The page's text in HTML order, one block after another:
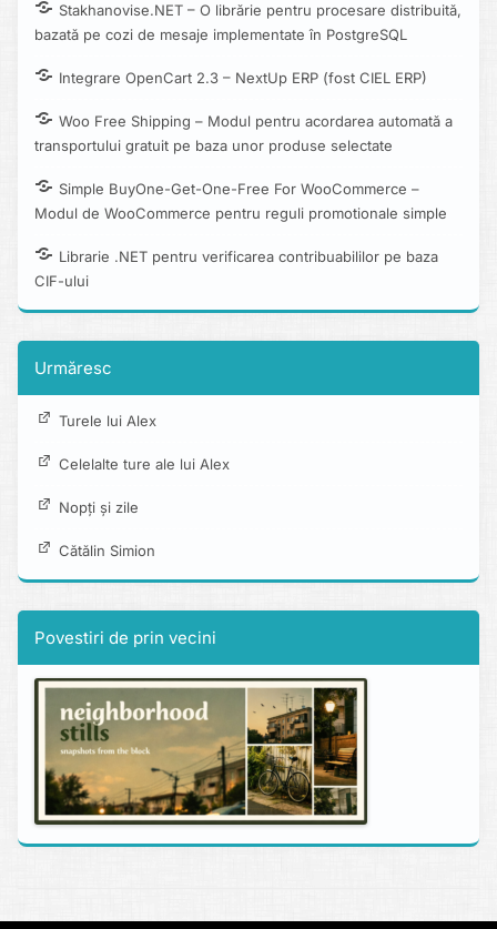
Stakhanovise.NET – O librărie pentru procesare distribuită,
bazată pe cozi de mesaje implementate în PostgreSQL
Integrare OpenCart 2.3 – NextUp ERP (fost CIEL ERP)
Woo Free Shipping – Modul pentru acordarea automată a
transportului gratuit pe baza unor produse selectate
Simple BuyOne-Get-One-Free For WooCommerce –
Modul de WooCommerce pentru reguli promotionale simple
Librarie .NET pentru verificarea contribuabililor pe baza
CIF-ului
Urmăresc
Turele lui Alex
Celelalte ture ale lui Alex
Nopți și zile
Cătălin Simion
Povestiri de prin vecini